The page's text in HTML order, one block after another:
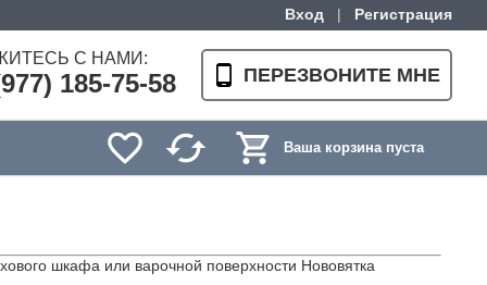
Вход | Регистрация
С НАМИ:
185-75-58 ПЕРЕЗВОНИТЕ МНЕ
Ваша корзина пуста
шкафа или варочной поверхности Нововятка